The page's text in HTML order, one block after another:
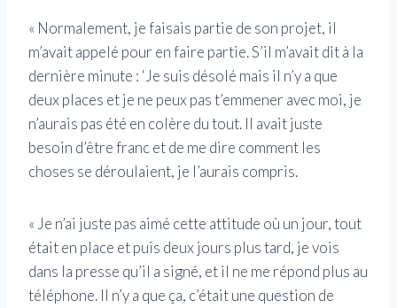
« Normalement, je faisais partie de son projet, il
m’avait appelé pour en faire partie. S’il m’avait dit à la
dernière minute : ‘Je suis désolé mais il n’y a que
deux places et je ne peux pas t’emmener avec moi, je
n’aurais pas été en colère du tout. Il avait juste
besoin d’être franc et de me dire comment les
choses se déroulaient, je l’aurais compris.
« Je n’ai juste pas aimé cette attitude où un jour, tout
était en place et puis deux jours plus tard, je vois
dans la presse qu’il a signé, et il ne me répond plus au
téléphone. Il n’y a que ça, c’était une question de